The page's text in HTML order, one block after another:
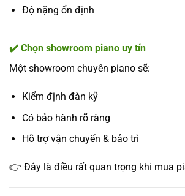
Độ nặng ổn định
✔️ Chọn showroom piano uy tín
Một showroom chuyên piano sẽ:
Kiểm định đàn kỹ
Có bảo hành rõ ràng
Hỗ trợ vận chuyển & bảo trì
👉 Đây là điều rất quan trọng khi mua